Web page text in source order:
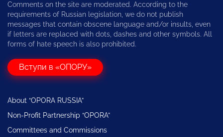
Comments on the site are moderated. According to the
requirements of Russian legislation, we do not publish
messages that contain obscene language and/or insults, even
if letters are replaced with dots, dashes and other symbols. All
forms of hate speech is also prohibited.
Вступи в «ОПОРУ»
About “OPORA RUSSIA”
Non-Profit Partnership “OPORA”
Committees and Commissions